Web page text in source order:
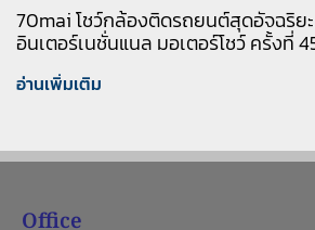
70mai โชว์กล้องติดรถยนต์สุดอัจฉริย
อินเตอร์เนชั่นแนล มอเตอร์โชว์ ครั้งที่
อ่านเพิ่มเติม
Office